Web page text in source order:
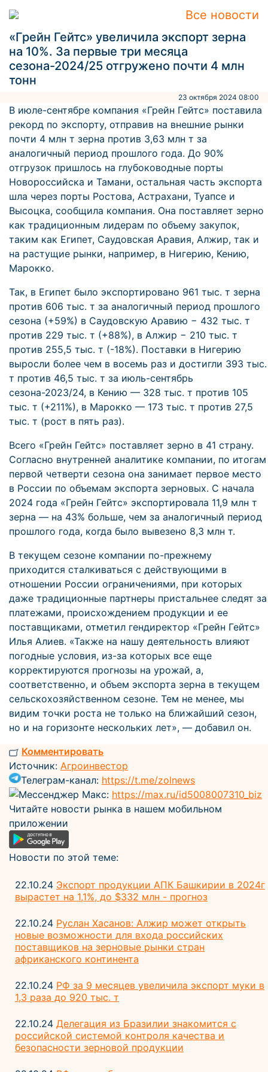
Все новости
«Грейн Гейтс» увеличила экспорт зерна
на 10%. За первые три месяца
сезона-2024/25 отгружено почти 4 млн
тонн
23 октября 2024 08:00
В июле-сентябре компания «Грейн Гейтс» поставила
рекорд по экспорту, отправив на внешние рынки
почти 4 млн т зерна против 3,63 млн т за
аналогичный период прошлого года. До 90%
отгрузок пришлось на глубоководные порты
Новороссийска и Тамани, остальная часть экспорта
шла через порты Ростова, Астрахани, Туапсе и
Высоцка, сообщила компания. Она поставляет зерно
как традиционным лидерам по объему закупок,
таким как Египет, Саудовская Аравия, Алжир, так и
на растущие рынки, например, в Нигерию, Кению,
Марокко.
Так, в Египет было экспортировано 961 тыс. т зерна
против 606 тыс. т за аналогичный период прошлого
сезона (+59%) в Саудовскую Аравию − 432 тыс. т
против 229 тыс. т (+88%), в Алжир − 210 тыс. т
против 255,5 тыс. т (-18%). Поставки в Нигерию
выросли более чем в восемь раз и достигли 393 тыс.
т против 46,5 тыс. т за июль-сентябрь
сезона-2023/24, в Кению — 328 тыс. т против 105
тыс. т (+211%), в Марокко — 173 тыс. т против 27,5
тыс. т (рост в пять раз).
Всего «Грейн Гейтс» поставляет зерно в 41 страну.
Согласно внутренней аналитике компании, по итогам
первой четверти сезона она занимает первое место
в России по объемам экспорта зерновых. С начала
2024 года «Грейн Гейтс» экспортировала 11,9 млн т
зерна — на 43% больше, чем за аналогичный период
прошлого года, когда было вывезено 8,3 млн т.
В текущем сезоне компании по-прежнему
приходится сталкиваться с действующими в
отношении России ограничениями, при которых
даже традиционные партнеры пристальнее следят за
платежами, происхождением продукции и ее
поставщиками, отметил гендиректор «Грейн Гейтс»
Илья Алиев. «Также на нашу деятельность влияют
погодные условия, из-за которых все еще
корректируются прогнозы на урожай, а,
соответственно, и объем экспорта зерна в текущем
сельскохозяйственном сезоне. Тем не менее, мы
видим точки роста не только на ближайший сезон,
но и на горизонте нескольких лет», — добавил он.
Комментировать
Источник: Агроинвестор
Телеграм-канал: https://t.me/zolnews
Мессенджер Макс: https://max.ru/id5008007310_biz
Читайте новости рынка в нашем мобильном
приложении
Новости по этой теме:
22.10.24 Экспорт продукции АПК Башкирии в 2024г
вырастет на 1,1%, до $332 млн - прогноз
22.10.24 Руслан Хасанов: Алжир может открыть
новые возможности для входа российских
поставщиков на зерновые рынки стран
африканского континента
22.10.24 РФ за 9 месяцев увеличила экспорт муки в
1,3 раза до 920 тыс. т
22.10.24 Делегация из Бразилии знакомится с
российской системой контроля качества и
безопасности зерновой продукции